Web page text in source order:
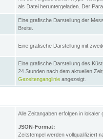
als Datei heruntergeladen. Der
Eine grafische Darstellung der
Breite.
Eine grafische Darstellung mit
Eine grafische Darstellung des
24 Stunden nach dem aktuellen
Gezeitenganglinie angezeigt.
Alle Zeitangaben erfolgen in
JSON-Format:
Zeitstempel werden vollqualifiziert